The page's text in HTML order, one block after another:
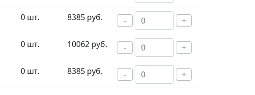
0 шт. 8385 руб. - +
0 шт. 10062 руб. - +
0 шт. 8385 руб. - +